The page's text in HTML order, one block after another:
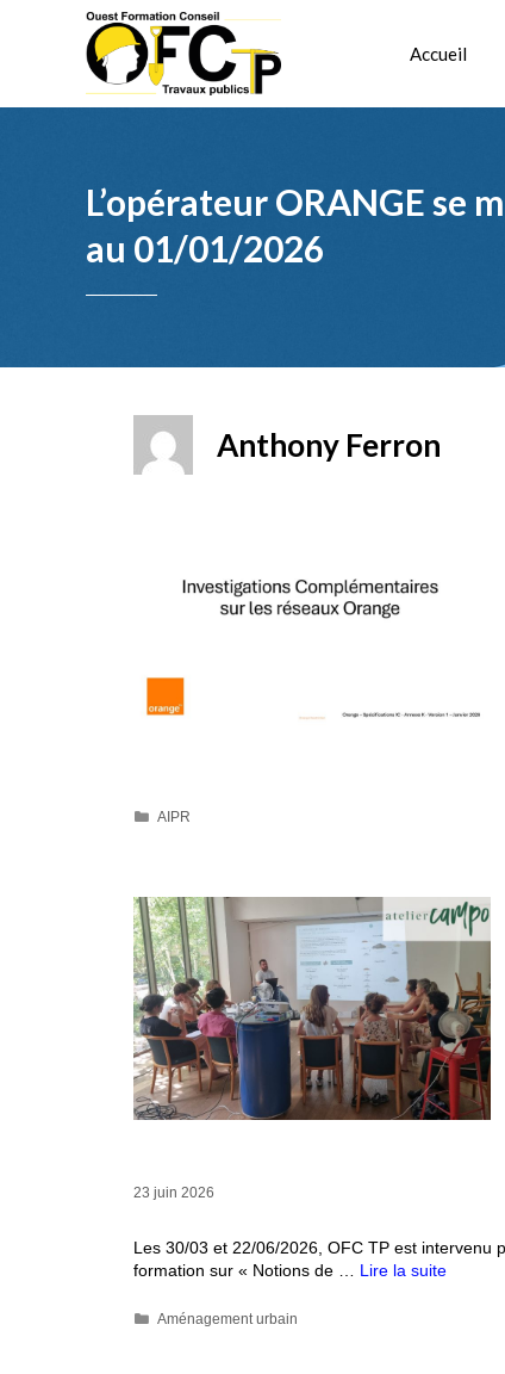
Accueil
L’opérateur ORANGE
au 01/01/2026
Anthony Ferron
AIPR
23 juin 2026
Les 30/03 et 22/06/2026, OFC TP est intervenu
formation sur « Notions de … Lire la suite
Aménagement urbain